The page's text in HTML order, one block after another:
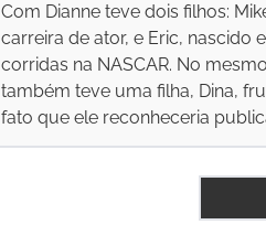
Com Dianne teve dois filhos:
carreira de ator, e Eric, nascido
corridas na NASCAR. No
também teve uma filha, Dina,
fato que ele reconheceria